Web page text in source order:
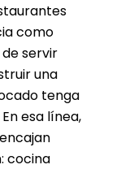
como
servir
una
tenga
esa línea,
cocina